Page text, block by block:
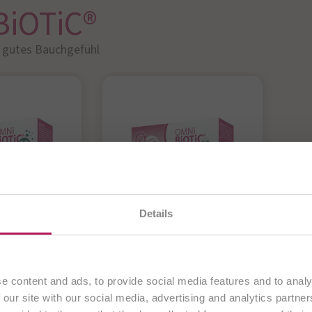
Details
content and ads, to provide social media features and to
site with our social media, advertising and analytics
Bauchgefühl​
10
aus - für
OMNi-BiOTiC® 10
Antibiotikum?
Darmflora kindgerecht
ergänzen!
gerade unsere österreichische Website
. Alle
ausschließlich an Kunden ausÖsterreich.
Fortfahren